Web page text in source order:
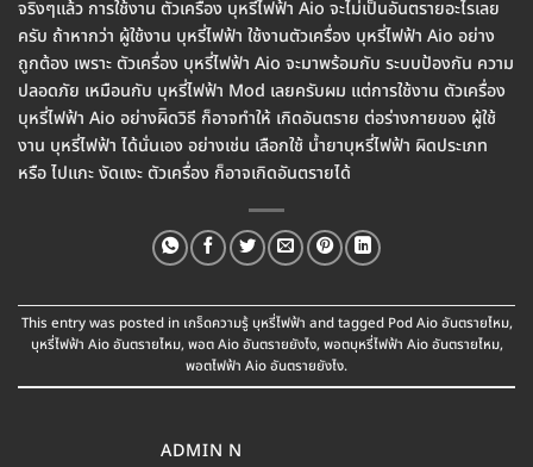
จริงๆแล้ว การใช้งาน ตัวเครื่อง บุหรี่ไฟฟ้า Aio จะไม่เป็นอันตรายอะไรเลย
ครับ ถ้าหากว่า ผู้ใช้งาน บุหรี่ไฟฟ้า ใช้งานตัวเครื่อง บุหรี่ไฟฟ้า Aio อย่าง
ถูกต้อง เพราะ ตัวเครื่อง บุหรี่ไฟฟ้า Aio จะมาพร้อมกับ ระบบป้องกัน ความ
ปลอดภัย เหมือนกับ บุหรี่ไฟฟ้า Mod เลยครับผม แต่การใช้งาน ตัวเครื่อง
บุหรี่ไฟฟ้า Aio อย่างผิิดวิธี ก็อาจทำให้ เกิดอันตราย ต่อร่างกายของ ผู้ใช้
งาน บุหรี่ไฟฟ้า ได้นั่นเอง อย่างเช่น เลือกใช้ น้ำยาบุหรี่ไฟฟ้า ผิดประเภท
หรือ ไปแกะ งัดแงะ ตัวเครื่อง ก็อาจเกิดอันตรายได้
This entry was posted in เกร็ดความรู้ บุหรี่ไฟฟ้า and tagged Pod Aio อันตรายไหม,
บุหรี่ไฟฟ้า Aio อันตรายไหม, พอต Aio อันตรายยังไง, พอตบุหรี่ไฟฟ้า Aio อันตรายไหม,
พอตไฟฟ้า Aio อันตรายยังไง.
ADMIN N